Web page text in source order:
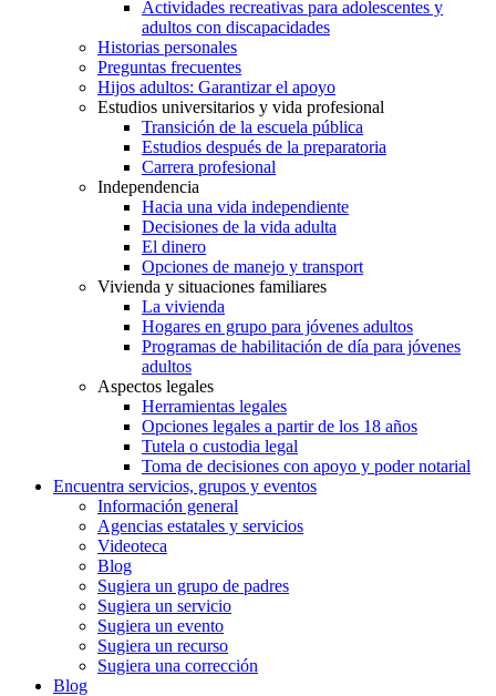
Actividades recreativas para adolescentes y
adultos con discapacidades
Historias personales
Preguntas frecuentes
Hijos adultos: Garantizar el apoyo
Estudios universitarios y vida profesional
Transición de la escuela pública
Estudios después de la preparatoria
Carrera profesional
Independencia
Hacia una vida independiente
Decisiones de la vida adulta
El dinero
Opciones de manejo y transport
Vivienda y situaciones familiares
La vivienda
Hogares en grupo para jóvenes adultos
Programas de habilitación de día para jóvenes
adultos
Aspectos legales
Herramientas legales
Opciones legales a partir de los 18 años
Tutela o custodia legal
Toma de decisiones con apoyo y poder notarial
Encuentra servicios, grupos y eventos
Información general
Agencias estatales y servicios
Videoteca
Blog
Sugiera un grupo de padres
Sugiera un servicio
Sugiera un evento
Sugiera un recurso
Sugiera una corrección
Blog